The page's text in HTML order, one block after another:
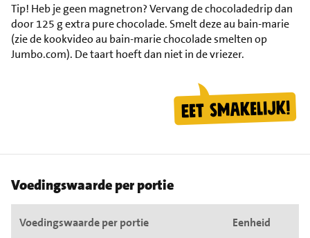
Tip! Heb je geen magnetron? Vervang de chocoladedrip dan
door 125 g extra pure chocolade. Smelt deze au bain-marie
(zie de kookvideo au bain-marie chocolade smelten op
Jumbo.com). De taart hoeft dan niet in de vriezer.
Voedingswaarde per portie
Voedingswaarde per portie Eenheid